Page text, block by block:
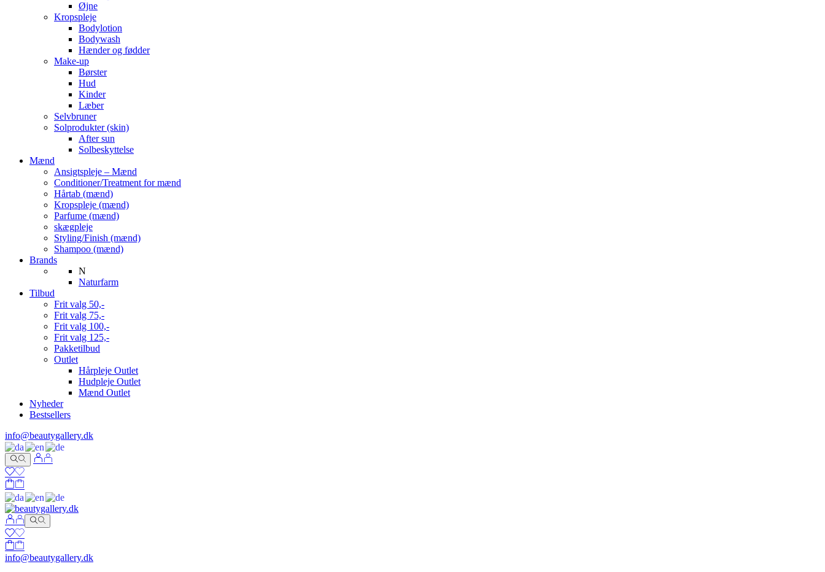
Øjne
Kropspleje
Bodylotion
Bodywash
Hænder og fødder
Make-up
Børster
Hud
Kinder
Læber
Selvbruner
Solprodukter (skin)
After sun
Solbeskyttelse
Mænd
Ansigtspleje – Mænd
Conditioner/Treatment for mænd
Hårtab (mænd)
Kropspleje (mænd)
Parfume (mænd)
skægpleje
Styling/Finish (mænd)
Shampoo (mænd)
Brands
N
Naturfarm
Tilbud
Frit valg 50,-
Frit valg 75,-
Frit valg 100,-
Frit valg 125,-
Pakketilbud
Outlet
Hårpleje Outlet
Hudpleje Outlet
Mænd Outlet
Nyheder
Bestsellers
info@beautygallery.dk
info@beautygallery.dk